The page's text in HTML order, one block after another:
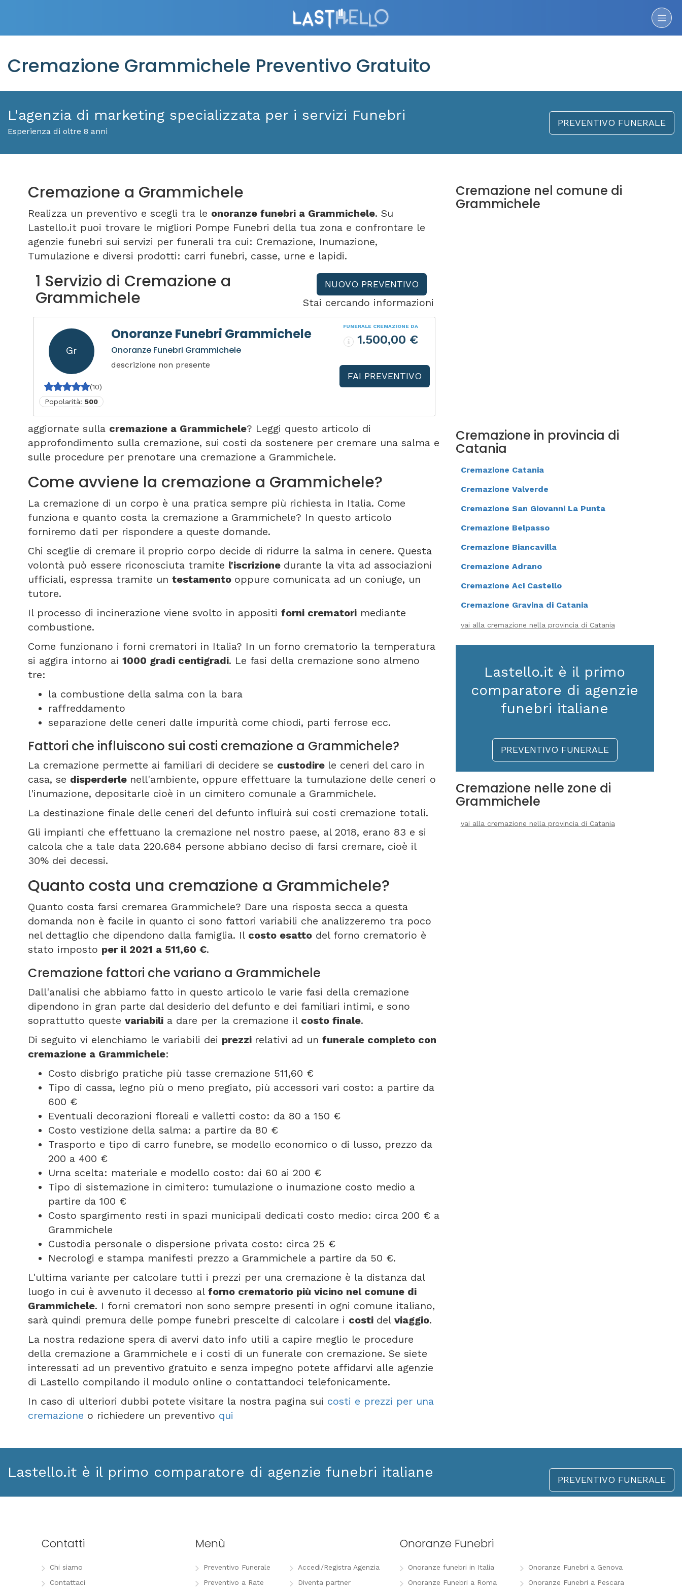
Cremazione Grammichele Preventivo Gratuito
L'agenzia di marketing specializzata per i servizi Funebri
Esperienza di oltre 8 anni
PREVENTIVO FUNERALE
Cremazione a Grammichele
Realizza un preventivo e scegli tra le onoranze funebri a Grammichele. Su
Lastello.it puoi trovare le migliori Pompe Funebri della tua zona e confrontare le
agenzie funebri sui servizi per funerali tra cui: Cremazione, Inumazione,
Tumulazione e diversi prodotti: carri funebri, casse, urne e lapidi.
1 Servizio di Cremazione a
Grammichele
NUOVO PREVENTIVO
Gr
(10)
Popolarità: 500
Onoranze Funebri Grammichele
Onoranze Funebri Grammichele
descrizione non presente
FUNERALE CREMAZIONE DA
1.500,00 €
FAI PREVENTIVO
Stai cercando informazioni
aggiornate sulla cremazione a Grammichele? Leggi questo articolo di
approfondimento sulla cremazione, sui costi da sostenere per cremare una salma e
sulle procedure per prenotare una cremazione a Grammichele.
Come avviene la cremazione a Grammichele?
La cremazione di un corpo è una pratica sempre più richiesta in Italia. Come
funziona e quanto costa la cremazione a Grammichele? In questo articolo
forniremo dati per rispondere a queste domande.
Chi sceglie di cremare il proprio corpo decide di ridurre la salma in cenere. Questa
volontà può essere riconosciuta tramite l'iscrizione durante la vita ad associazioni
ufficiali, espressa tramite un testamento oppure comunicata ad un coniuge, un
tutore.
Il processo di incinerazione viene svolto in appositi forni crematori mediante
combustione.
Come funzionano i forni crematori in Italia? In un forno crematorio la temperatura
si aggira intorno ai 1000 gradi centigradi. Le fasi della cremazione sono almeno
tre:
la combustione della salma con la bara
raffreddamento
separazione delle ceneri dalle impurità come chiodi, parti ferrose ecc.
Fattori che influiscono sui costi cremazione a Grammichele?
La cremazione permette ai familiari di decidere se custodire le ceneri del caro in
casa, se disperderle nell'ambiente, oppure effettuare la tumulazione delle ceneri o
l'inumazione, depositarle cioè in un cimitero comunale a Grammichele.
La destinazione finale delle ceneri del defunto influirà sui costi cremazione totali.
Gli impianti che effettuano la cremazione nel nostro paese, al 2018, erano 83 e si
calcola che a tale data 220.684 persone abbiano deciso di farsi cremare, cioè il
30% dei decessi.
Quanto costa una cremazione a Grammichele?
Quanto costa farsi cremarea Grammichele? Dare una risposta secca a questa
domanda non è facile in quanto ci sono fattori variabili che analizzeremo tra poco
nel dettaglio che dipendono dalla famiglia. Il costo esatto del forno crematorio è
stato imposto per il 2021 a 511,60 €.
Cremazione fattori che variano a Grammichele
Dall'analisi che abbiamo fatto in questo articolo le varie fasi della cremazione
dipendono in gran parte dal desiderio del defunto e dei familiari intimi, e sono
soprattutto queste variabili a dare per la cremazione il costo finale.
Di seguito vi elenchiamo le variabili dei prezzi relativi ad un funerale completo con
cremazione a Grammichele:
Costo disbrigo pratiche più tasse cremazione 511,60 €
Tipo di cassa, legno più o meno pregiato, più accessori vari costo: a partire da
600 €
Eventuali decorazioni floreali e valletti costo: da 80 a 150 €
Costo vestizione della salma: a partire da 80 €
Trasporto e tipo di carro funebre, se modello economico o di lusso, prezzo da
200 a 400 €
Urna scelta: materiale e modello costo: dai 60 ai 200 €
Tipo di sistemazione in cimitero: tumulazione o inumazione costo medio a
partire da 100 €
Costo spargimento resti in spazi municipali dedicati costo medio: circa 200 € a
Grammichele
Custodia personale o dispersione privata costo: circa 25 €
Necrologi e stampa manifesti prezzo a Grammichele a partire da 50 €.
L'ultima variante per calcolare tutti i prezzi per una cremazione è la distanza dal
luogo in cui è avvenuto il decesso al forno crematorio più vicino nel comune di
Grammichele. I forni crematori non sono sempre presenti in ogni comune italiano,
sarà quindi premura delle pompe funebri prescelte di calcolare i costi del viaggio.
La nostra redazione spera di avervi dato info utili a capire meglio le procedure
della cremazione a Grammichele e i costi di un funerale con cremazione. Se siete
interessati ad un preventivo gratuito e senza impegno potete affidarvi alle agenzie
di Lastello compilando il modulo online o contattandoci telefonicamente.
In caso di ulteriori dubbi potete visitare la nostra pagina sui costi e prezzi per una
cremazione o richiedere un preventivo qui
Cremazione nel comune di
Grammichele
Cremazione in provincia di
Catania
Cremazione Catania
Cremazione Valverde
Cremazione San Giovanni La Punta
Cremazione Belpasso
Cremazione Biancavilla
Cremazione Adrano
Cremazione Aci Castello
Cremazione Gravina di Catania
vai alla cremazione nella provincia di Catania
Lastello.it è il primo
comparatore di agenzie
funebri italiane
PREVENTIVO FUNERALE
Cremazione nelle zone di
Grammichele
vai alla cremazione nella provincia di Catania
Lastello.it è il primo comparatore di agenzie funebri italiane PREVENTIVO FUNERALE
Contatti
Chi siamo
Contattaci
Menù
Preventivo Funerale
Preventivo a Rate
Accedi/Registra Agenzia
Diventa partner
Onoranze Funebri
Onoranze funebri in Italia
Onoranze Funebri a Roma
Onoranze Funebri a Genova
Onoranze Funebri a Pescara